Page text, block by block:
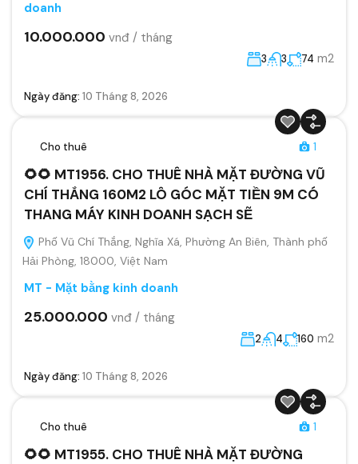
doanh
10.000.000 vnđ / tháng
3 3 74 m2
Ngày đăng: 10 Tháng 8, 2026
Cho thuê 1
🌻🌻 MT1956. CHO THUÊ NHÀ MẶT ĐƯỜNG VŨ
CHÍ THẮNG 160M2 LÔ GÓC MẶT TIỀN 9M CÓ
THANG MÁY KINH DOANH SẠCH SẼ
Phố Vũ Chí Thắng, Nghĩa Xá, Phường An Biên, Thành phố
Hải Phòng, 18000, Việt Nam
MT - Mặt bằng kinh doanh
25.000.000 vnđ / tháng
2 4 160 m2
Ngày đăng: 10 Tháng 8, 2026
Cho thuê 1
🌻🌻 MT1955. CHO THUÊ NHÀ MẶT ĐƯỜNG